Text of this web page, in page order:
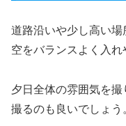
道路沿いや少し高い場
空をバランスよく入れ
夕日全体の雰囲気を
撮るのも良いでしょう